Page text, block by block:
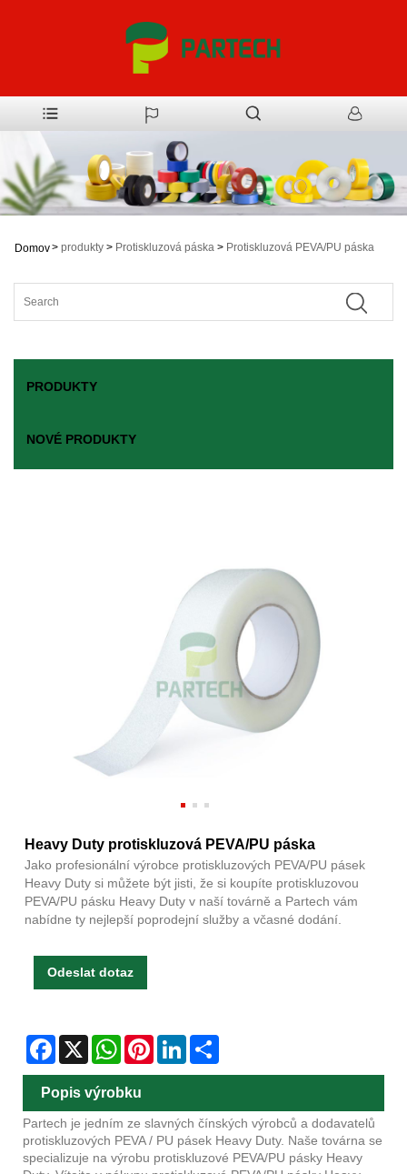
Domov> produkty > Protiskluzová páska > Protiskluzová PEVA/PU páska
PRODUKTY
NOVÉ PRODUKTY
Heavy Duty protiskluzová PEVA/PU páska
Jako profesionální výrobce protiskluzových PEVA/PU pásek
Heavy Duty si můžete být jisti, že si koupíte protiskluzovou
PEVA/PU pásku Heavy Duty v naší továrně a Partech vám
nabídne ty nejlepší poprodejní služby a včasné dodání.
Odeslat dotaz
Facebook
X WhatsAppPinterestLinkedIn
Popis výrobku
Partech je jedním ze slavných čínských výrobců a dodavatelů
protiskluzových PEVA / PU pásek Heavy Duty. Naše továrna se
specializuje na výrobu protiskluzové PEVA/PU pásky Heavy